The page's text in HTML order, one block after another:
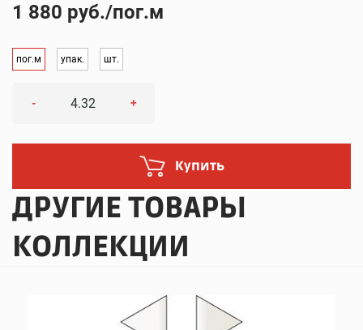
1 880 руб./пог.м
пог.м упак. шт.
- +
Купить
ДРУГИЕ ТОВАРЫ
КОЛЛЕКЦИИ